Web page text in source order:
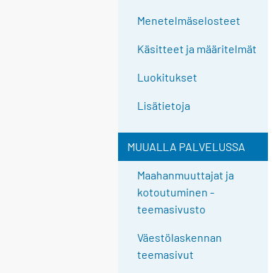
Menetelmäselosteet
Käsitteet ja määritelmät
Luokitukset
Lisätietoja
MUUALLA PALVELUSSA
Maahanmuuttajat ja
kotoutuminen -
teemasivusto
Väestölaskennan
teemasivut